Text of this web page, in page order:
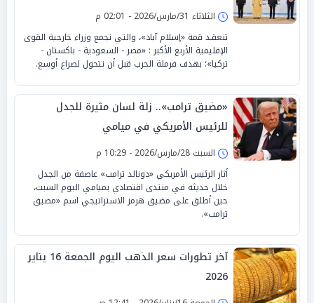
الثلاثاء 31/مارس/2026 - 02:01 م
تنعقـد قمة «إسلام آباد»، والتي تجمع وزراء خارجية القوى
الإقليمية الأربع الأكبر : «مصر - السعودية - باكستان -
تركيا»؛ بهدف فرملة الحرب قبل أن تتحول لصراع أوسع.
«مضيق ترامب».. زلة لسان مثيرة للجدل
للرئيس الأمريكي في ميامي
السبت 28/مارس/2026 - 10:29 م
أثار الرئيس الأمريكي «دونالد ترامب» عاصفة من الجدل
خلال حديثه في منتدى اقتصادي بميامي اليوم السبت،
حين أطلق على مضيق هرمز الاستراتيجي اسم «مضيق
ترامب».
آخر تطورات سعر الذهب اليوم الجمعة 16 يناير
2026